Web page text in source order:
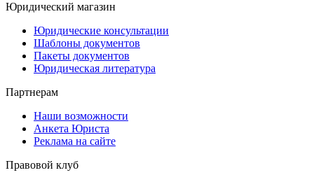
Юридический магазин
Юридические консультации
Шаблоны документов
Пакеты документов
Юридическая литература
Партнерам
Наши возможности
Анкета Юриста
Реклама на сайте
Правовой клуб